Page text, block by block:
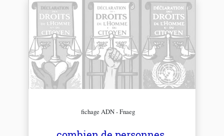
fichage ADN - Fnaeg